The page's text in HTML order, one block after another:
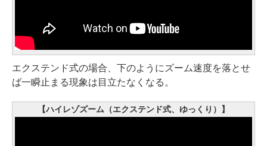
エクステンド式の場合、下のようにズーム速度を落とせ
ば一瞬止まる現象は目立たなくなる。
【ハイレゾズーム（エクステンド式、ゆっくり）】